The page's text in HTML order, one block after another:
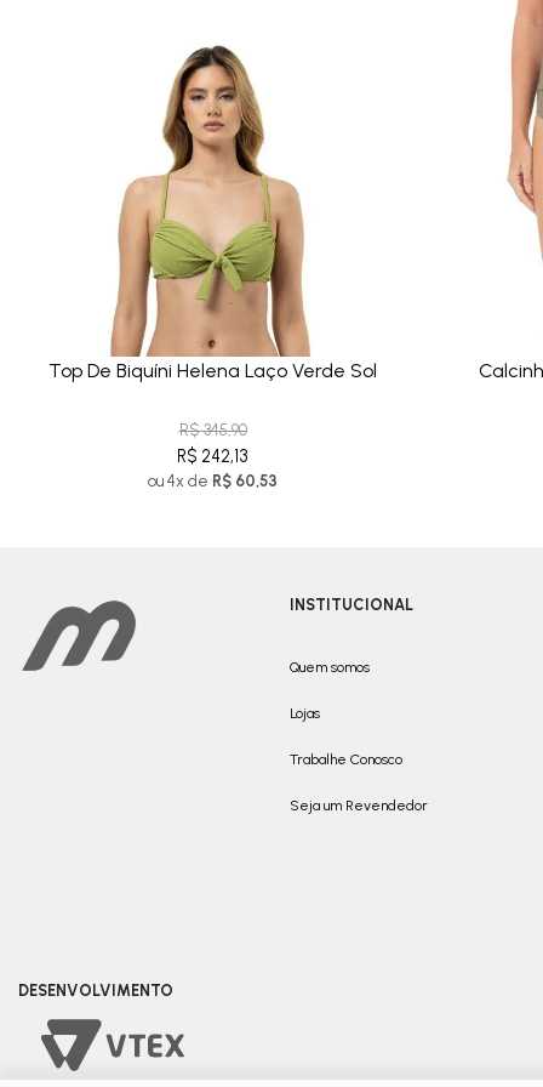
Top De Biquíni Helena Laço Verde Sol
R$ 345,90
R$ 242,13
ou 4x de R$ 60,53
INSTITUCIONAL
Quem somos
Lojas
Trabalhe Conosco
Seja um Revendedor
DESENVOLVIMENTO